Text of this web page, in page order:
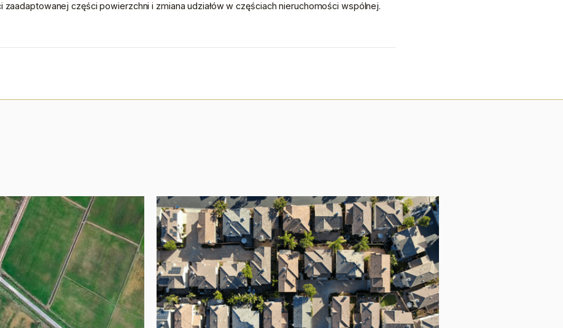
zaadaptowanej części powierzchni i zmiana udziałów w częściach nieruchomości wspólnej.